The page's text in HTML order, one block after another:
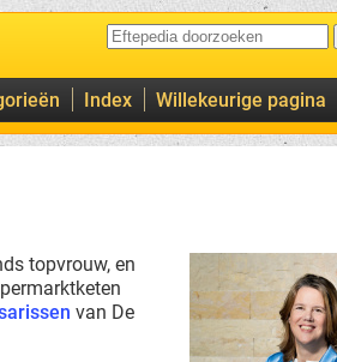
Index Willekeurige pagina
topvrouw, en
van De